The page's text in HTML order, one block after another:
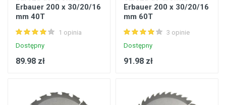
Erbauer 200 x 30/20/16
mm 40T
1 opinia
Dostępny
89.98 zł
Erbauer 200 x 30/20/16
mm 60T
3 opinie
Dostępny
91.98 zł